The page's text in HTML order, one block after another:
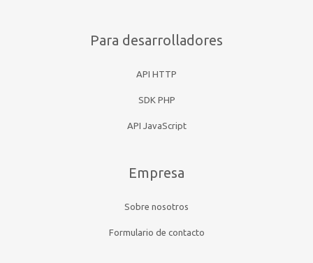
Para desarrolladores
API HTTP
SDK PHP
API JavaScript
Empresa
Sobre nosotros
Formulario de contacto